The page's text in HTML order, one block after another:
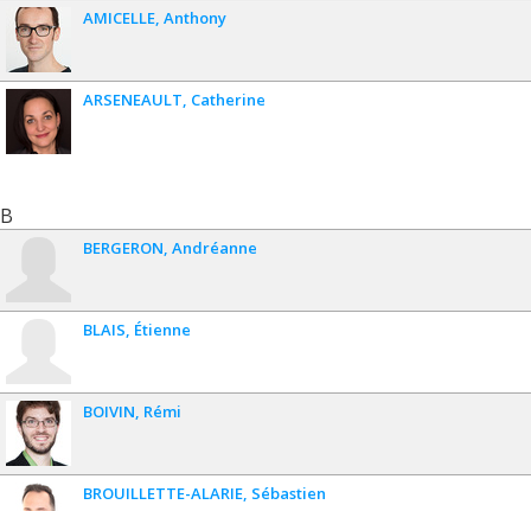
AMICELLE Anthony
ARSENEAULT Catherine
B
BERGERON Andréanne
BLAIS Étienne
BOIVIN Rémi
BROUILLETTE-ALARIE Sébastien